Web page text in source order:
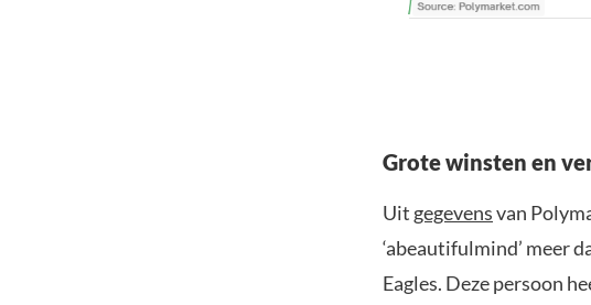
Grote winsten en
Uit gegevensvan
‘abeautifulmind’ meer
Eagles. Deze persoon